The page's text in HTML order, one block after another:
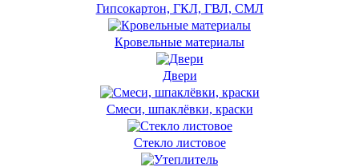
Гипсокартон, ГКЛ, ГВЛ, СМЛ
Кровельные материалы
Двери
Смеси, шпаклёвки, краски
Стекло листовое